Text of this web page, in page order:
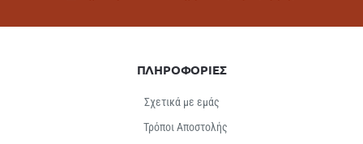
ΠΛΗΡΟΦΟΡΙΕΣ
Σχετικά με εμάς
Τρόποι Αποστολής